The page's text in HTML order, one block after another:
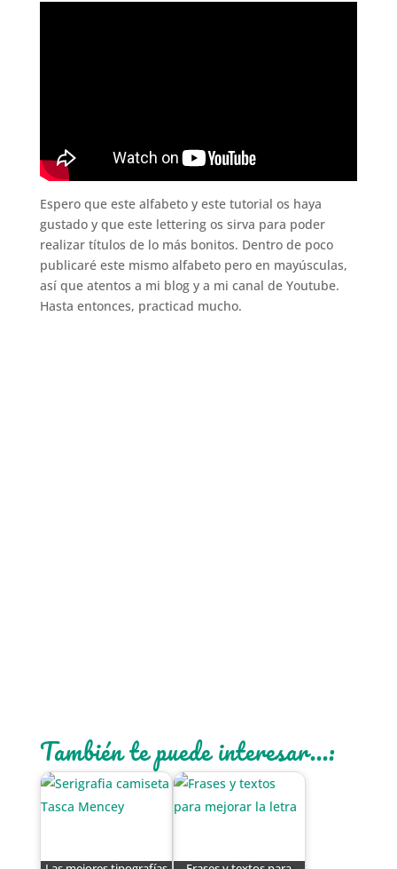
Espero que este alfabeto y este tutorial os haya
gustado y que este lettering os sirva para poder
realizar títulos de lo más bonitos. Dentro de poco
publicaré este mismo alfabeto pero en mayúsculas,
así que atentos a mi blog y a mi canal de Youtube.
Hasta entonces, practicad mucho.
También te puede interesar...: